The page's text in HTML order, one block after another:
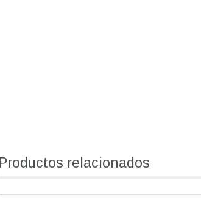
Productos relacionados